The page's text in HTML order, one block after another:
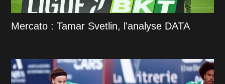
Mercato : Tamar Svetlin, l'analyse DATA